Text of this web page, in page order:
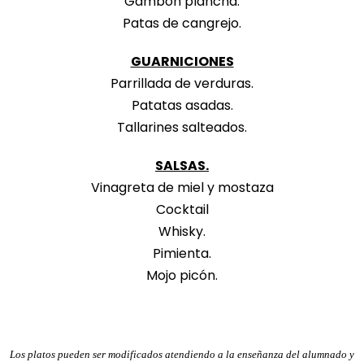
Patas de cangrejo.
GUARNICIONES
Parrillada de verduras.
Patatas asadas.
Tallarines salteados.
SALSAS.
Vinagreta de miel y mostaza
Cocktail
Whisky.
Pimienta.
Mojo picón.
Los platos pueden ser modificados atendiendo a la enseñanza del alumnado y